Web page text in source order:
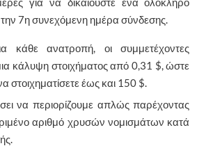
7η συνεχόμενη ημέρα σύνδεσης.
κάθε ανατροπή, οι συμμετέχοντες
κάλυψη στοιχήματος από 0,31 $, ώστε
στοιχηματίσετε έως και 150 $.
να περιορίζουμε απλώς παρέχοντας
αριθμό χρυσών νομισμάτων κατά